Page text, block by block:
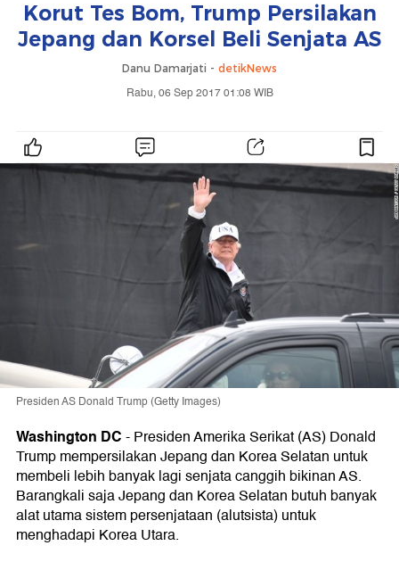
Korut Tes Bom, Trump Persilakan
Jepang dan Korsel Beli Senjata AS
Danu Damarjati - detikNews
Rabu, 06 Sep 2017 01:08 WIB
Presiden AS Donald Trump (Getty Images)
Washington DC-Presiden Amerika Serikat (AS) Donald
Trump mempersilakan Jepang dan Korea Selatan untuk
membeli lebih banyak lagi senjata canggih bikinan AS.
Barangkali saja Jepang dan Korea Selatan butuh banyak
alat utama sistem persenjataan (alutsista) untuk
menghadapi Korea Utara.